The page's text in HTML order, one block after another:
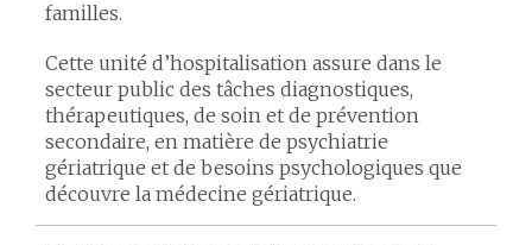
familles.
Cette unité d’hospitalisation assure dans le
secteur public des tâches diagnostiques,
thérapeutiques, de soin et de prévention
secondaire, en matière de psychiatrie
gériatrique et de besoins psychologiques que
découvre la médecine gériatrique.